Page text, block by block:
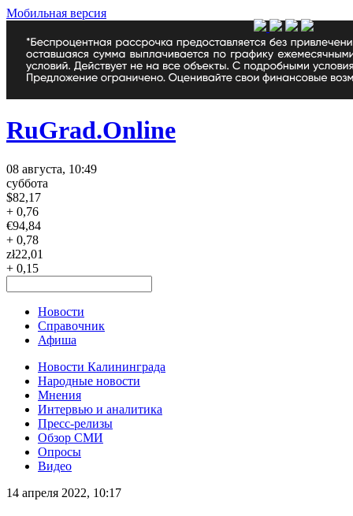
Мобильная версия
RuGrad.Online
08 августа, 10:49
суббота
$82,17
+ 0,76
€94,84
+ 0,78
zł22,01
+ 0,15
Новости
Справочник
Афиша
Новости Калининграда
Народные новости
Мнения
Интервью и аналитика
Пресс-релизы
Обзор СМИ
Опросы
Видео
14 апреля 2022, 10:17